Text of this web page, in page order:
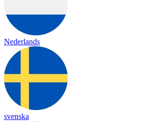
Nederlands
svenska